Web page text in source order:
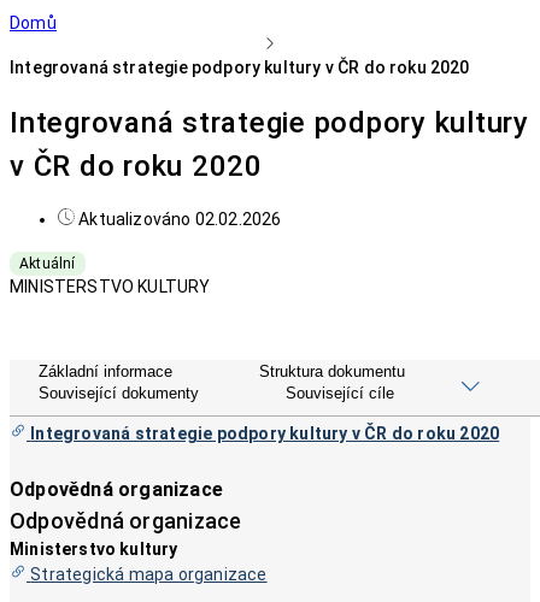
Domů
Integrovaná strategie podpory kultury v ČR do roku 2020
Integrovaná strategie podpory kultury
v ČR do roku 2020
Aktualizováno 02.02.2026
Aktuální
MINISTERSTVO KULTURY
Základní informace
Struktura dokumentu
Související dokumenty
Související cíle
Název dokumentu
Název dokumentu
Integrovaná strategie podpory kultury v ČR do roku 2020
Odpovědná organizace
Odpovědná organizace
Ministerstvo kultury
Strategická mapa organizace